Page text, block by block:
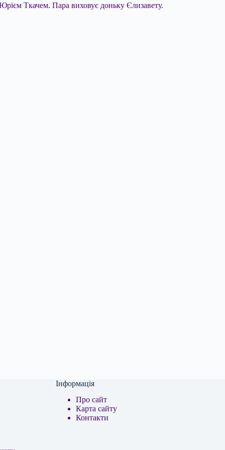
Ткачем. Пара виховує доньку Єлизавету.
Інформація
Про сайт
Карта сайту
Контакти